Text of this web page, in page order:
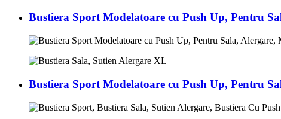
Bustiera Sport Modelatoare cu Push Up, Pentru
Bustiera Sport Modelatoare cu Push Up, Pentru